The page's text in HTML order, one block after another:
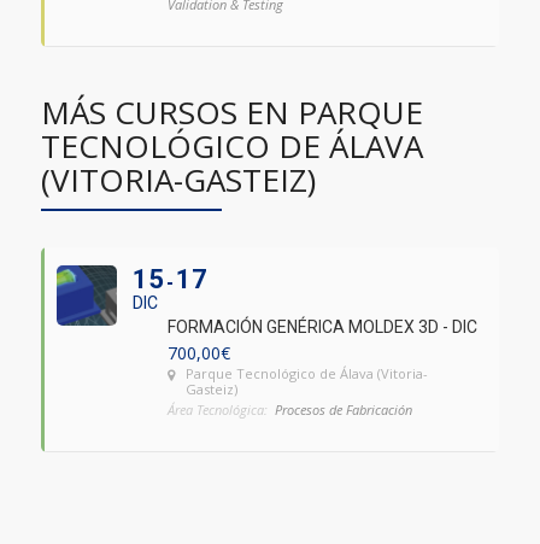
Validation & Testing
MÁS CURSOS EN PARQUE
TECNOLÓGICO DE ÁLAVA
(VITORIA-GASTEIZ)
15
DIC
17
FORMACIÓN GENÉRICA MOLDEX 3D - DIC
700,00€
Parque Tecnológico de Álava (Vitoria-
Gasteiz)
Área Tecnológica: Procesos de Fabricación